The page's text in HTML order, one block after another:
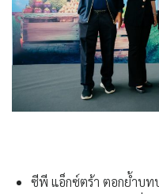
ซีพี แอ็กซ์ตร้า ตอกย้ำบ